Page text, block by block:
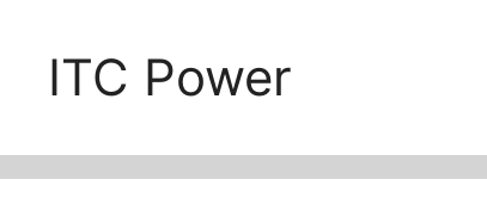
ITC Power